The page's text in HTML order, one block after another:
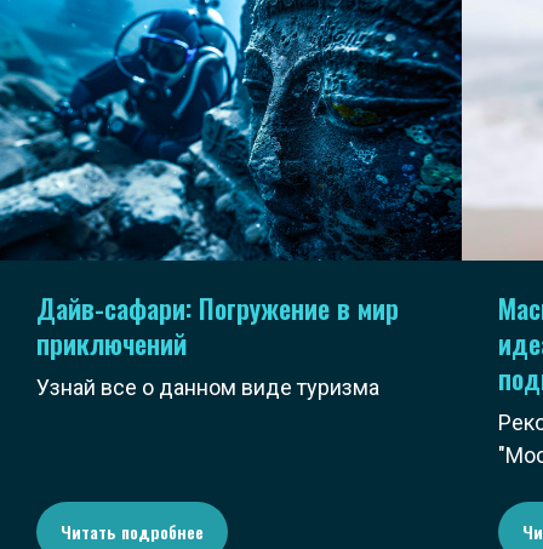
Дайв-сафари: Погружение в мир
приключений
Узнай все о данном виде туризма
Читать подробнее